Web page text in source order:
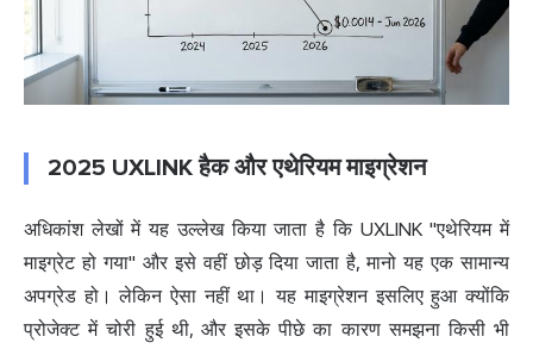
2025 UXLINK हैक और एथेरियम माइग्रेशन
अधिकांश लेखों में यह उल्लेख किया जाता है कि UXLINK "एथेरियम में
माइग्रेट हो गया" और इसे वहीं छोड़ दिया जाता है, मानो यह एक सामान्य
अपग्रेड हो। लेकिन ऐसा नहीं था। यह माइग्रेशन इसलिए हुआ क्योंकि
प्रोजेक्ट में चोरी हुई थी, और इसके पीछे का कारण समझना किसी भी